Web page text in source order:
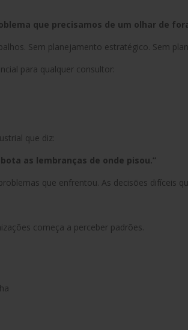
que precisamos de um olhar de
Sem planejamento estratégico. Sem
para qualquer consultor:
que diz:
as lembranças de onde pisou.”
que enfrentou. As decisões difíceis
começa a perceber padrões.